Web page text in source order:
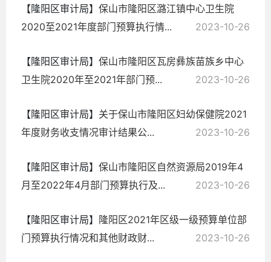
【隆阳区审计局】 保山市隆阳区潞江镇中心卫生院
2020至2021年度部门预算执行情...
2023-10-26
【隆阳区审计局】 保山市隆阳区瓦房彝族苗族乡中心
卫生院2020年至2021年部门预...
2023-10-26
【隆阳区审计局】 关于保山市隆阳区妇幼保健院2021
年度财务收支情况审计结果公...
2023-10-26
【隆阳区审计局】 保山市隆阳区自然资源局2019年4
月至2022年4月部门预算执行及...
2023-10-26
【隆阳区审计局】 隆阳区2021年区级一级预算单位部
门预算执行情况和其他财政财...
2023-10-26